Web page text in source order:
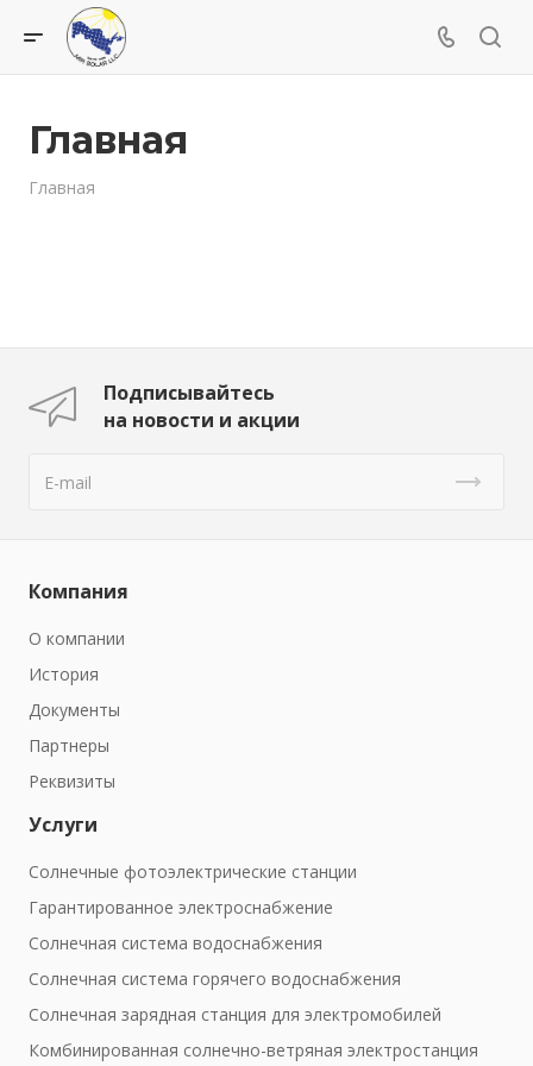
Главная
Главная
Подписывайтесь
на новости и акции
Компания
О компании
История
Документы
Партнеры
Реквизиты
Услуги
Солнечные фотоэлектрические станции
Гарантированное электроснабжение
Солнечная система водоснабжения
Солнечная система горячего водоснабжения
Солнечная зарядная станция для электромобилей
Комбинированная солнечно-ветряная электростанция